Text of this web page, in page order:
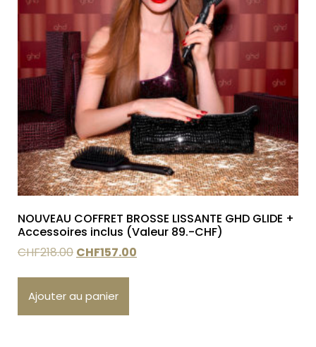
NOUVEAU COFFRET BROSSE LISSANTE GHD GLIDE +
Accessoires inclus (Valeur 89.-CHF)
CHF218.00 CHF157.00
Ajouter au panier